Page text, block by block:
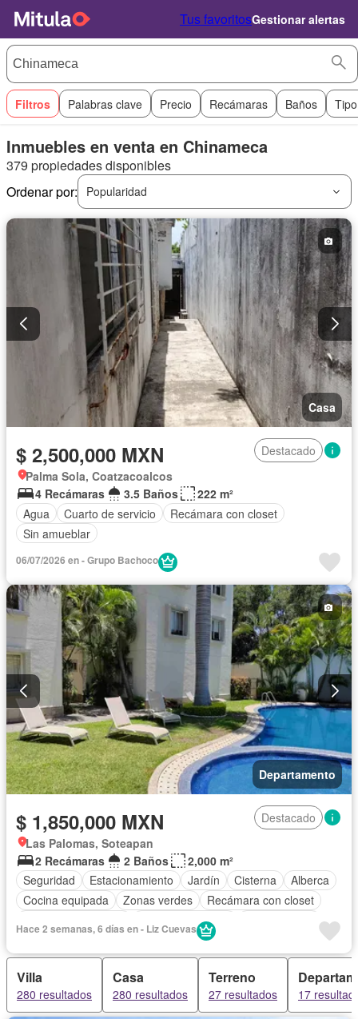
Tus favoritosGestionar alertas
Filtros Palabras clave Precio Recámaras Baños
Inmuebles en venta en Chinameca
379 propiedades disponibles
Ordenar por:
Popularidad
Casa
$ 2,500,000 MXN
Destacado
Palma Sola, Coatzacoalcos
4 Recámaras
3.5 Baños
222 m²
Agua
Cuarto de servicio
Recámara con closet
Sin amueblar
06/07/2026 en - Grupo Bachoco
Departamento
$ 1,850,000 MXN
Destacado
Las Palomas, Soteapan
2 Recámaras
2 Baños
2,000 m²
Seguridad
Estacionamiento Jardín Cisterna
Alberca
Cocina equipada
Zonas verdes
Recámara con closet
Permite mascotas
Hace 2 semanas, 6 días en - Liz Cuevas
Villa
280 resultados
Casa
280 resultados
Terreno
27 resultados 17